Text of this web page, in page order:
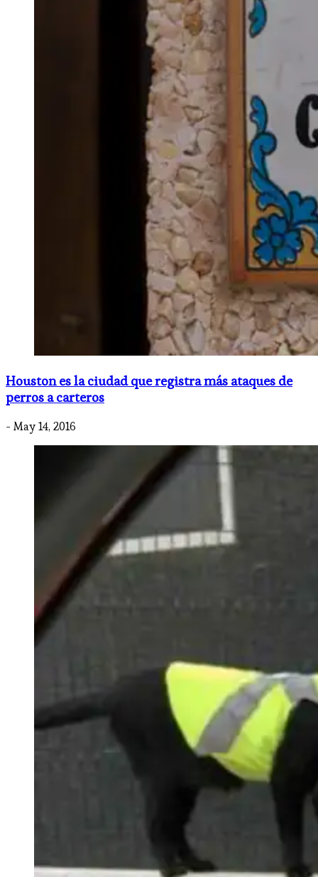
Houston es la ciudad que registra más ataques de
perros a carteros
- May 14, 2016